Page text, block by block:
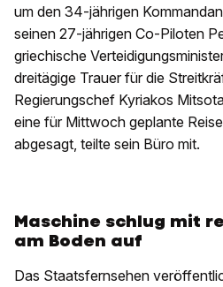
um den 34-jährigen
seinen 27-jährigen Co-Piloten
griechische
dreitägige Trauer für die
Regierungschef Kyriakos
eine für Mittwoch geplante
abgesagt, teilte sein Büro mit.
Maschine schlug mit
am Boden auf
Das Staatsfernsehen